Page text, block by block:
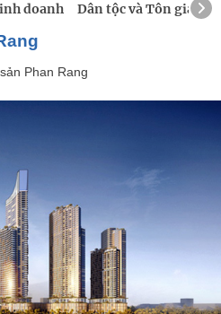
doanh Dân tộc và Tôn giáo
Phan Rang